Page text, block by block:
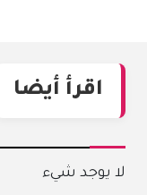
اقرأ أيضا
لا يوجد شيء